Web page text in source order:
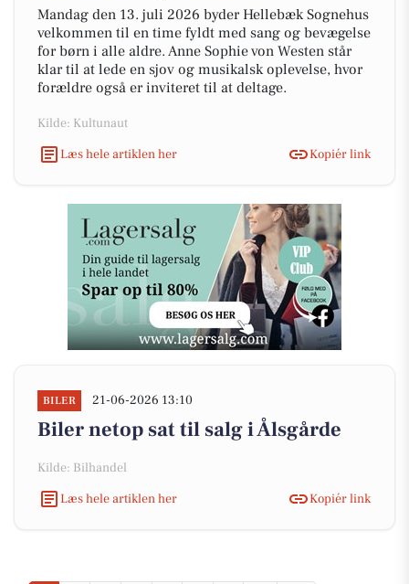
Mandag den 13. juli 2026 byder Hellebæk Sognehus
velkommen til en time fyldt med sang og bevægelse
for børn i alle aldre. Anne Sophie von Westen står
klar til at lede en sjov og musikalsk oplevelse, hvor
forældre også er inviteret til at deltage.
Kilde: Kultunaut
Læs hele artiklen her
Kopiér link
BILER 21-06-2026 13:10
Biler netop sat til salg i Ålsgårde
Kilde: Bilhandel
Læs hele artiklen her
Kopiér link